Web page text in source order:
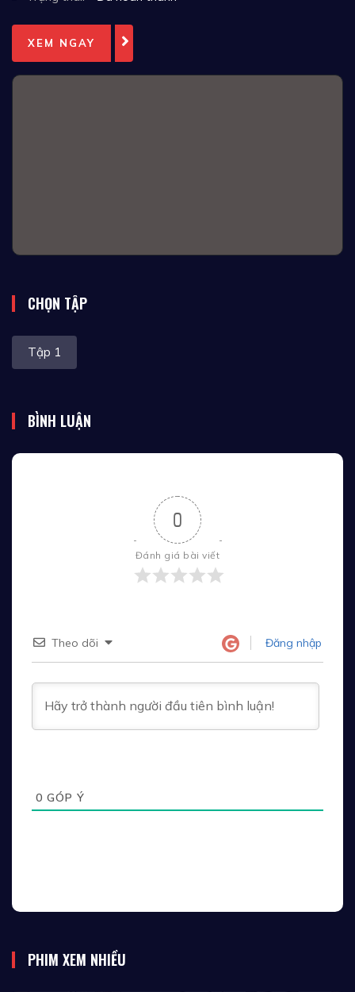
XEM NGAY
CHỌN TẬP
Tập 1
BÌNH LUẬN
0
Đánh giá bài viết
Theo dõi Đăng nhập
0 GÓP Ý
PHIM XEM NHIỀU